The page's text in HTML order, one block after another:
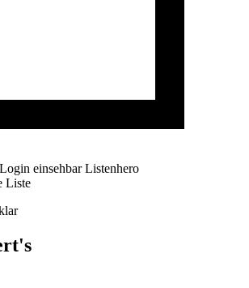
einsehbarListenhero
Liste